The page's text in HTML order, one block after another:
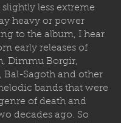
less extreme
heavy or power
to the album, I hear
early releases of
Dimmu Borgir,
Bal-Sagoth and other
bands that were
of death and
decades ago. So